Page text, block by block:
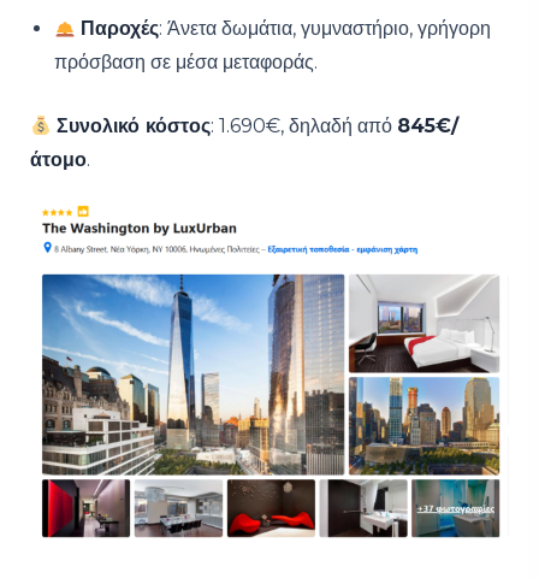
Παροχές: Άνετα δωμάτια, γυμναστήριο, γρήγορη
πρόσβαση σε μέσα μεταφοράς.
Συνολικό κόστος: 1.690€, δηλαδή από 845€/
άτομο.